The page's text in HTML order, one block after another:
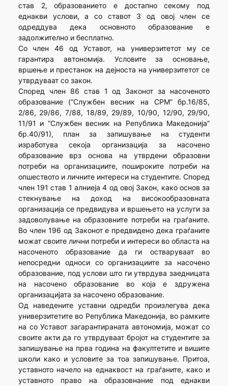
став 2, образованието е достапно секому под
еднакви услови, а со ставот 3 од овој член се
одреддува дека основното образование е
задолжително и бесплатно.
Со член 46 од Уставот, на универзитетот му се
гарантира автономија. Условите за основање,
вршење и престанок на дејноста на универзитетот се
утврдуваат со закон.
Според член 86 став 1 од Законот за насоченото
образование (“Службен весник на СРМ” бр.16/85,
2/86, 29/86, 7/88, 18/89, 29/89, 10/90, 12/90, 29/90,
11/91 и “Службен весник на Република Македонија”
бр.40/91), план за запишување на студенти
изработува секоја организација за насочено
образование врз основа на утврдени образовни
потреби на организациите, пошироките потреби на
опшеството и личните интереси на студентите. Според
член 191 став 1 алниеја 4 од овој Закон, како основ за
стекнување на доход на високообразовната
организација се предвидува и вршењето на услуги за
задоволување на образовните потреби на граѓаните.
Во член 196 од Законот е предвидено дека граѓаните
можат своите лични потреби и интереси во областа на
насоченото образование да ги остваруваат во
непосредни односи со организациите за насочено
образование, под услови што ги утврдува заедницата
на насочено образование во која е здружена
организацијата за насочено образование.
Од наведените уставни одредби произлегува дека
универзитетите во Република Македонија, во рамките
на со Уставот загарантираната автономија, можат со
своите акти да го утврдуваат бројот на студентите за
запишување на прва година на факултетите и вишите
школи како и условите за тоа запишување. Притоа,
уставното начело на еднаквост на граѓаните, како и
уставното право на образовнание под еднакви